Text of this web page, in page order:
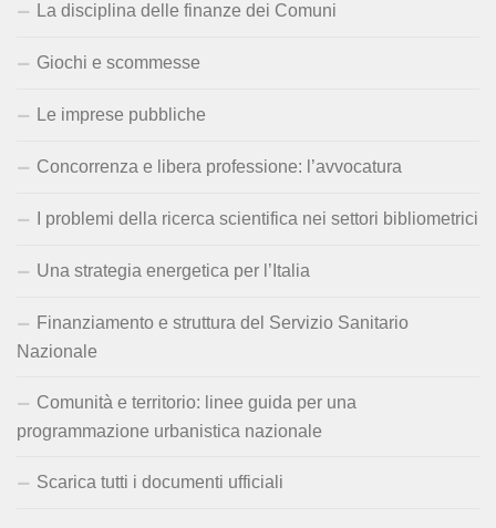
La disciplina delle finanze dei Comuni
Giochi e scommesse
Le imprese pubbliche
Concorrenza e libera professione: l’avvocatura
I problemi della ricerca scientifica nei settori bibliometrici
Una strategia energetica per l’Italia
Finanziamento e struttura del Servizio Sanitario
Nazionale
Comunità e territorio: linee guida per una
programmazione urbanistica nazionale
Scarica tutti i documenti ufficiali